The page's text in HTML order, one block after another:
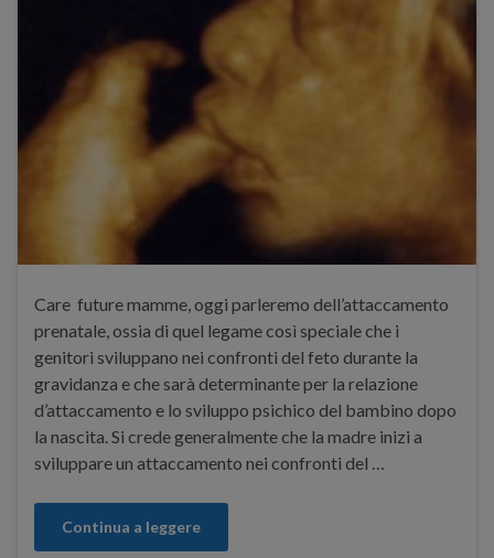
Care future mamme, oggi parleremo dell’attaccamento
prenatale, ossia di quel legame così speciale che i
genitori sviluppano nei confronti del feto durante la
gravidanza e che sarà determinante per la relazione
d’attaccamento e lo sviluppo psichico del bambino dopo
la nascita. Si crede generalmente che la madre inizi a
sviluppare un attaccamento nei confronti del …
Continua a leggere